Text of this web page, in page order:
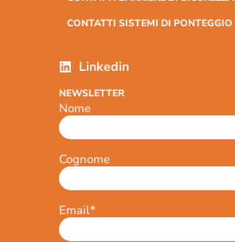
CONTATTI SISTEMI DI PONTEGGIO
Linkedin
NEWSLETTER
Nome
Cognome
Email*